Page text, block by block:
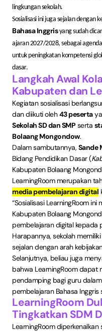
lingkungan sekolah.
Sosialisasi ini juga sejalan dengan
Bahasa Inggrisyang sudah
ajaran 2027/2028, sebagai
untuk peningkatan kompetensi
dasar.
Langkah Awal
Kabupaten dan
Kegiatan sosialisasi
dan diikuti oleh43 peserta
Sekolah SD dan SMPserta
Bolaang Mongondow.
Dalam sambutannya, Sande
Bidang Pendidikan Dasar (
Kabupaten Bolaang
LearningRoom merupakan
media pembelajaran digital
“Sosialisasi LearningRoom
Kabupaten Bolaang
pembelajaran digital kepada
Harapannya, sekolah
sejalan dengan arah
Selanjutnya, beliau juga
bahwa LearningRoom dapat
pendamping bagi guru
pembelajaran Bahasa
LearningRoom
Tingkatkan SDM
LearningRoom diperkenalkan